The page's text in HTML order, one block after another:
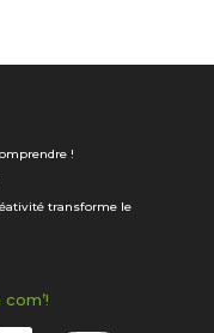
!
transforme le